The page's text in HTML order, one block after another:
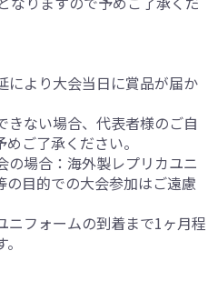
により大会当日に賞品が届か
ない場合、代表者様のご自
ご了承ください。
場合：海外製レプリカユニ
の目的での大会参加はご遠慮
フォームの到着まで1ヶ月程